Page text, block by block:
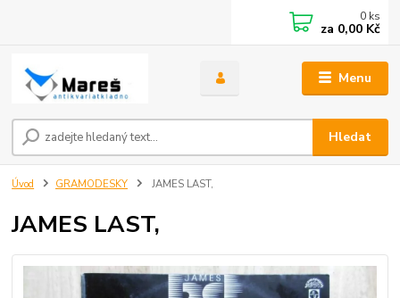
Menu
Hledat
0 ks
za 0,00 Kč
Úvod GRAMODESKY JAMES LAST,
JAMES LAST,